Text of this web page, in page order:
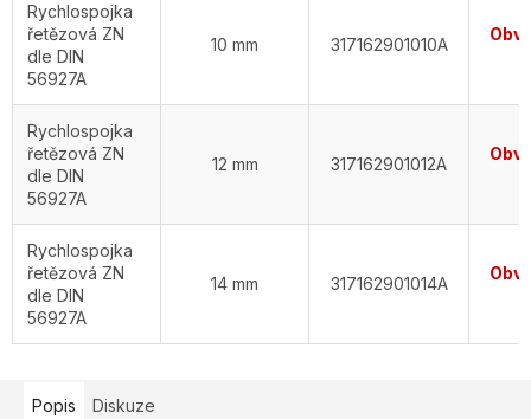
Rychlospojka
řetězová ZN
dle DIN
56927A
10 mm 317162901010A
Rychlospojka
řetězová ZN
dle DIN
56927A
12 mm 317162901012A
Rychlospojka
řetězová ZN
dle DIN
56927A
14 mm 317162901014A
Popis Diskuze